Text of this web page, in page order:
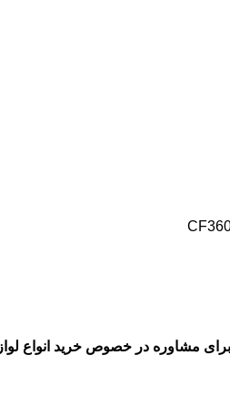
مشاوره در خصوص خرید انواع